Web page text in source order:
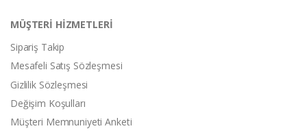
MÜŞTERİ HİZMETLERİ
Sipariş Takip
Mesafeli Satış Sözleşmesi
Gizlilik Sözleşmesi
Değişim Koşulları
Müşteri Memnuniyeti Anketi